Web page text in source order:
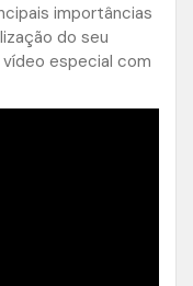
importâncias
do seu
especial com